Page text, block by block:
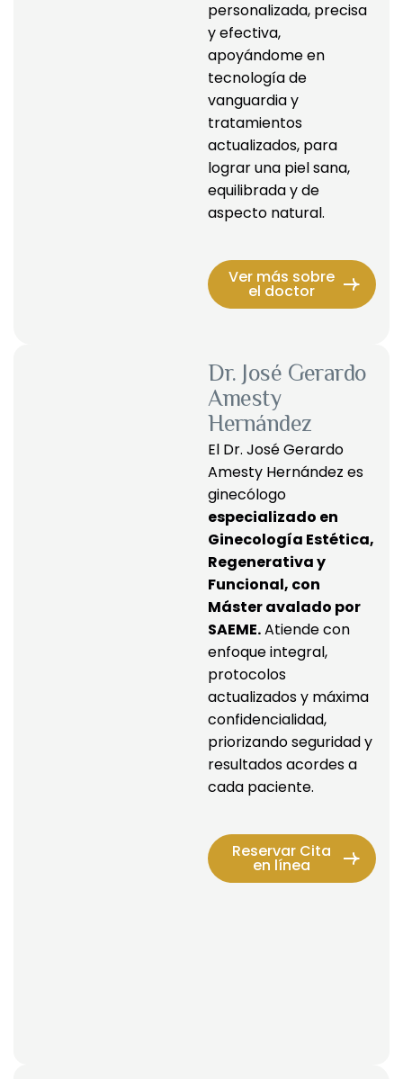
personalizada, precisa
y efectiva,
apoyándome en
tecnología de
vanguardia y
tratamientos
actualizados, para
lograr una piel sana,
equilibrada y de
aspecto natural.
Ver más sobre
el doctor
Dr. José Gerardo
Amesty
Hernández
El Dr. José Gerardo
Amesty Hernández es
especializado en
Ginecología Estética,
Regenerativa y
Funcional, con
Máster avalado por
SAEME. Atiende con
enfoque integral,
protocolos
actualizados y máxima
confidencialidad,
priorizando seguridad y
resultados acordes a
cada paciente.
Reservar Cita
en línea